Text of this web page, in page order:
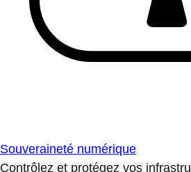
Souveraineté numérique
Contrôlez et protégez vos